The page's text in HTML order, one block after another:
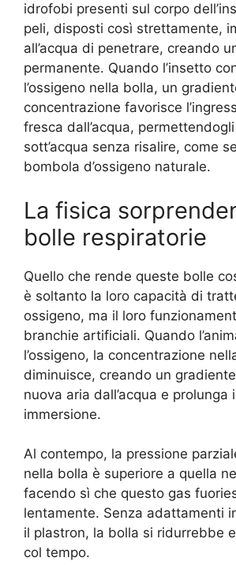
idrofobi presenti sul corpo
peli, disposti così strettamente,
all’acqua di penetrare, creando
permanente. Quando l’insetto
l’ossigeno nella bolla, un
concentrazione favorisce
fresca dall’acqua,
sott’acqua senza risalire, come
bombola d’ossigeno naturale.
La fisica
bolle respiratorie
Quello che rende queste bolle
è soltanto la loro capacità di
ossigeno, ma il loro
branchie artificiali. Quando
l’ossigeno, la concentrazione
diminuisce, creando un
nuova aria dall’acqua e prolunga
immersione.
Al contempo, la pressione
nella bolla è superiore a quella
facendo sì che questo gas
lentamente. Senza adattamenti
il plastron, la bolla si ridurrebbe
col tempo.